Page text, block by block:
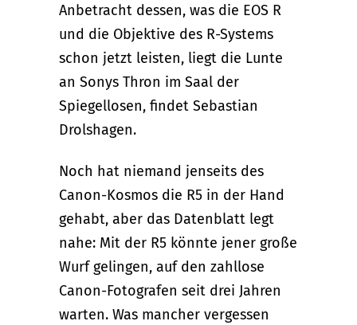
Anbetracht dessen, was die EOS R
und die Objektive des R-Systems
schon jetzt leisten, liegt die Lunte
an Sonys Thron im Saal der
Spiegellosen, findet Sebastian
Drolshagen.
Noch hat niemand jenseits des
Canon-Kosmos die R5 in der Hand
gehabt, aber das Datenblatt legt
nahe: Mit der R5 könnte jener große
Wurf gelingen, auf den zahllose
Canon-Fotografen seit drei Jahren
warten. Was mancher vergessen